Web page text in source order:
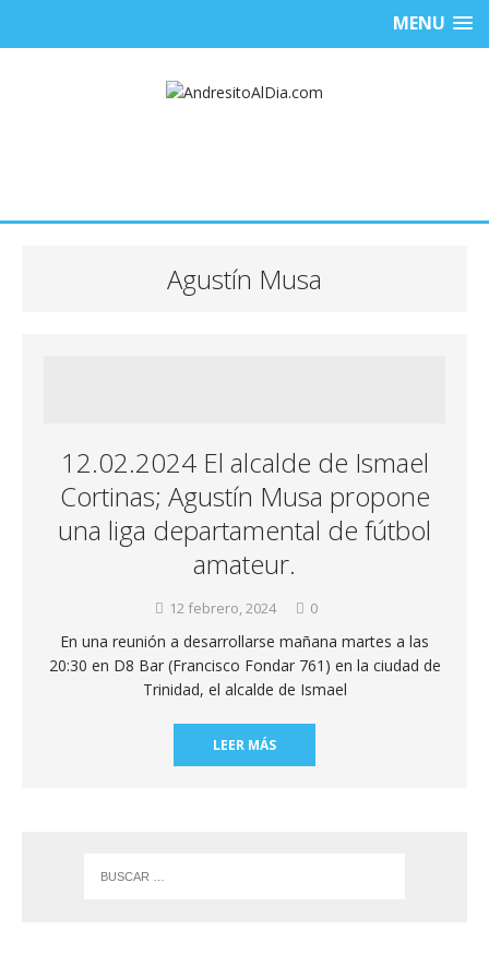
MENU
Agustín Musa
12.02.2024 El alcalde de Ismael
Cortinas; Agustín Musa propone
una liga departamental de fútbol
amateur.
12 febrero, 2024 0
En una reunión a desarrollarse mañana martes a las
20:30 en D8 Bar (Francisco Fondar 761) en la ciudad de
Trinidad, el alcalde de Ismael
LEER MÁS